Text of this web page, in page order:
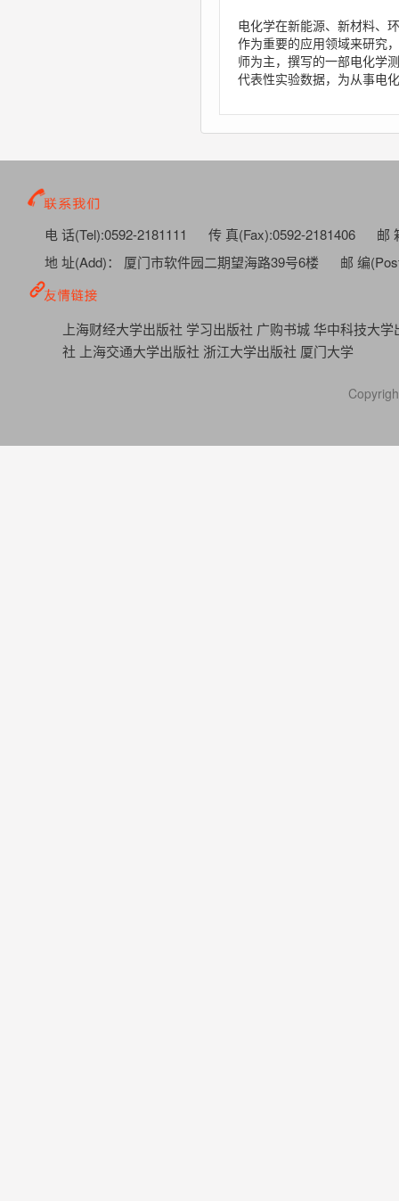
电化学在新能源、新材料、
作为重要的应用领域来研究
师为主，撰写的一部电化学
代表性实验数据，为从事电
电 话(Tel):0592-2181111 传 真(Fax):0592-2181406
邮
地 址(Add)： 厦门市软件园二期望海路39号6楼
邮 编
上海财经大学出版社 学习出版社 广购书城华中科技大
社 上海交通大学出版社 浙江大学出版社 厦门大学